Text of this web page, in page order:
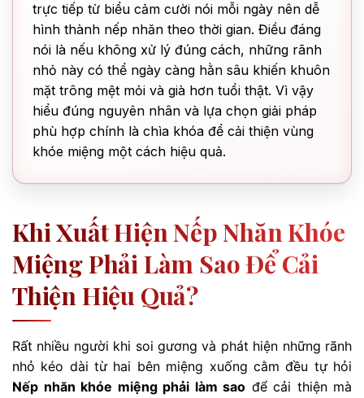
trực tiếp từ biểu cảm cười nói mỗi ngày nên dễ
hình thành nếp nhăn theo thời gian. Điều đáng
nói là nếu không xử lý đúng cách, những rãnh
nhỏ này có thể ngày càng hằn sâu khiến khuôn
mặt trông mệt mỏi và già hơn tuổi thật. Vì vậy
hiểu đúng nguyên nhân và lựa chọn giải pháp
phù hợp chính là chìa khóa để cải thiện vùng
khóe miệng một cách hiệu quả.
Khi Xuất Hiện Nếp Nhăn Khóe
Miệng Phải Làm Sao Để Cải
Thiện Hiệu Quả?
Rất nhiều người khi soi gương và phát hiện những rãnh
nhỏ kéo dài từ hai bên miệng xuống cằm đều tự hỏi
Nếp nhăn khóe miệng phải làm sao để cải thiện mà